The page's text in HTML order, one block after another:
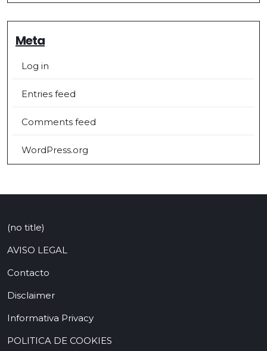
Meta
Log in
Entries feed
Comments feed
WordPress.org
(no title)
AVISO LEGAL
Contacto
Disclaimer
Informativa Privacy
POLITICA DE COOKIES